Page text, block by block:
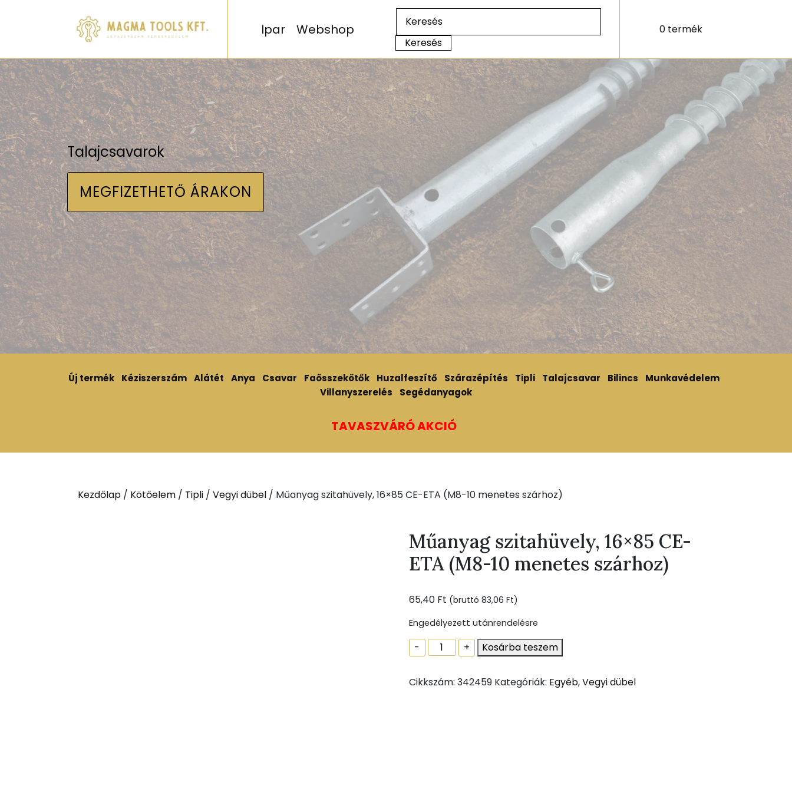
Ipar Webshop 0 termék
Talajcsavarok
MEGFIZETHETŐ ÁRAKON
Új termék Kéziszerszám Alátét Anya Csavar Faösszekötők Huzalfeszítő Szárazépítés Tipli Talajcsavar Bilincs
Munkavédelem
Villanyszerelés
Segédanyagok
TAVASZVÁRÓ AKCIÓ
Kezdőlap / Kötőelem / Tipli / Vegyi dübel / Műanyag szitahüvely, 16×85 CE-ETA (M8-10 menetes szárhoz)
Műanyag szitahüvely, 16×85 CE-
ETA (M8-10 menetes szárhoz)
65,40 Ft (bruttó 83,06 Ft)
Engedélyezett utánrendelésre
-
Műanyag
szitahüvely,
CE-
+ Kosárba teszem
Cikkszám: 342459 Kategóriák: Egyéb,Vegyi dübel